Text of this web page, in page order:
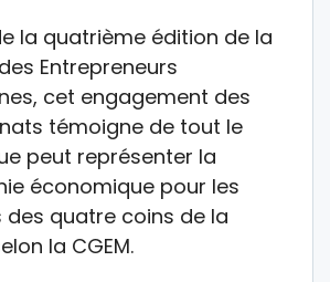
la quatrième édition de la
Entrepreneurs
cet engagement des
témoigne de tout le
peut représenter la
économique pour les
des quatre coins de la
la CGEM.